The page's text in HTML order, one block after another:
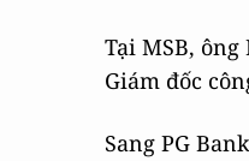
Tại MSB,
Giám đốc
Sang PG